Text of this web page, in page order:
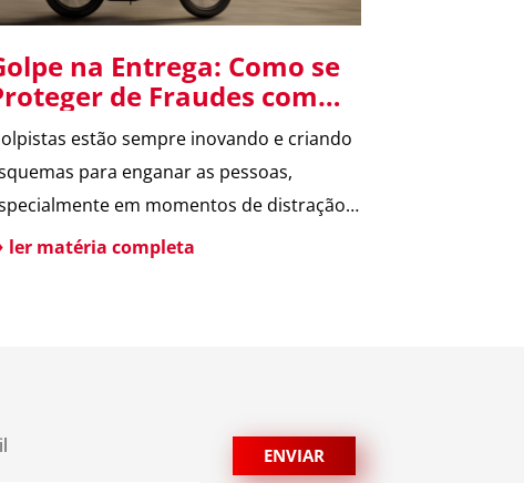
na Entrega: Como se
de Fraudes com
e Cartão de Crédito
estão sempre inovando e criando
para enganar as pessoas,
em momentos de distração,
datas comemorativas e ocasiões
ler matéria completa